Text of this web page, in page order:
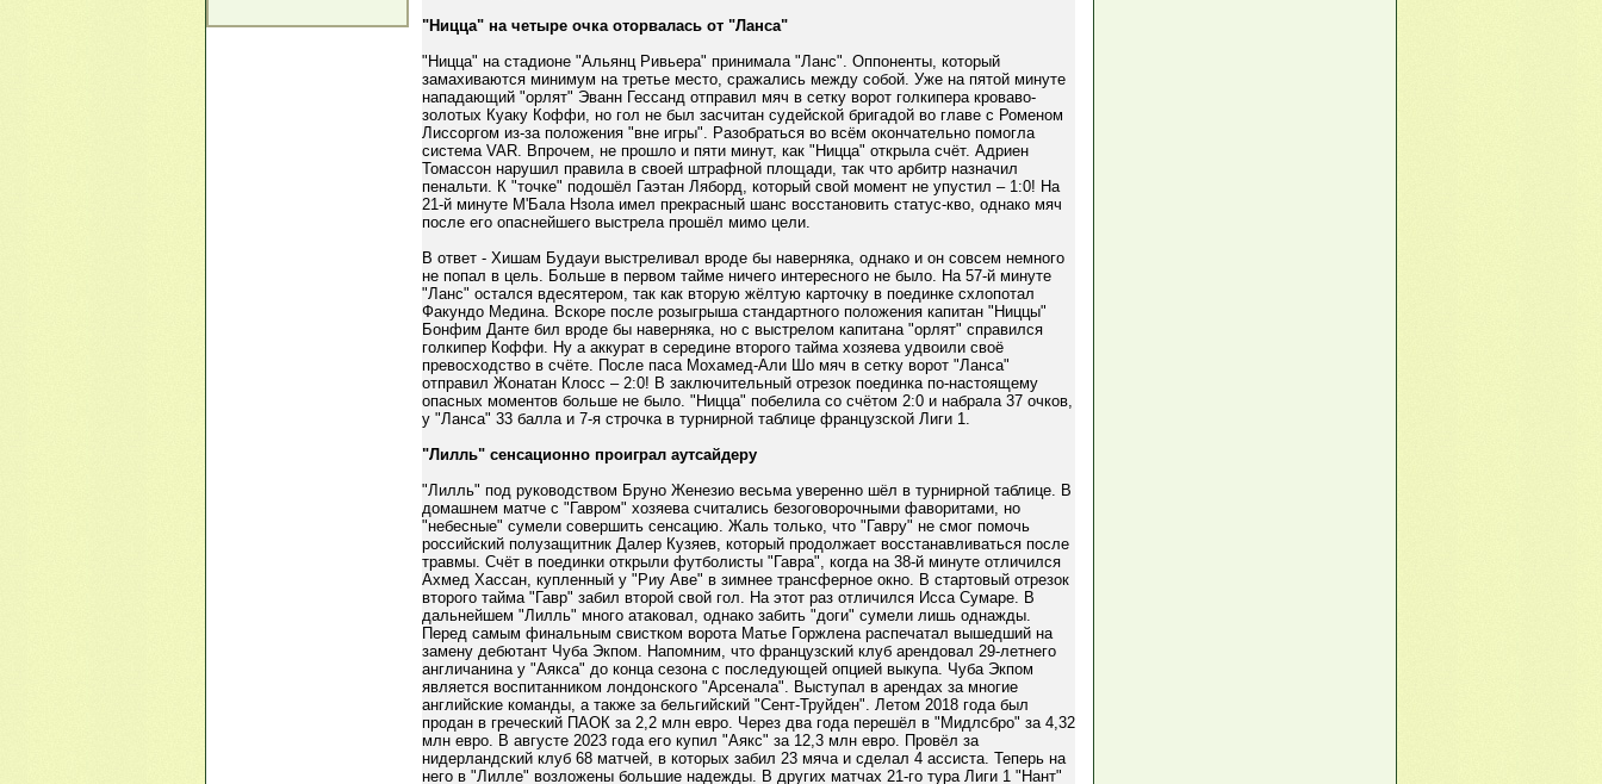
"Ницца" на четыре очка оторвалась от "Ланса"
"Ницца" на стадионе "Альянц Ривьера" принимала "Ланс". Оппоненты, который
замахиваются минимум на третье место, сражались между собой. Уже на пятой минуте
нападающий "орлят" Эванн Гессанд отправил мяч в сетку ворот голкипера кроваво-
золотых Куаку Коффи, но гол не был засчитан судейской бригадой во главе с Роменом
Лиссоргом из-за положения "вне игры". Разобраться во всём окончательно помогла
система VAR. Впрочем, не прошло и пяти минут, как "Ницца" открыла счёт. Адриен
Томассон нарушил правила в своей штрафной площади, так что арбитр назначил
пенальти. К "точке" подошёл Гаэтан Ляборд, который свой момент не упустил – 1:0! На
21-й минуте М'Бала Нзола имел прекрасный шанс восстановить статус-кво, однако мяч
после его опаснейшего выстрела прошёл мимо цели.
В ответ - Хишам Будауи выстреливал вроде бы наверняка, однако и он совсем немного
не попал в цель. Больше в первом тайме ничего интересного не было. На 57-й минуте
"Ланс" остался вдесятером, так как вторую жёлтую карточку в поединке схлопотал
Факундо Медина. Вскоре после розыгрыша стандартного положения капитан "Ниццы"
Бонфим Данте бил вроде бы наверняка, но с выстрелом капитана "орлят" справился
голкипер Коффи. Ну а аккурат в середине второго тайма хозяева удвоили своё
превосходство в счёте. После паса Мохамед-Али Шо мяч в сетку ворот "Ланса"
отправил Жонатан Клосс – 2:0! В заключительный отрезок поединка по-настоящему
опасных моментов больше не было. "Ницца" побелила со счётом 2:0 и набрала 37 очков,
у "Ланса" 33 балла и 7-я строчка в турнирной таблице французской Лиги 1.
"Лилль" сенсационно проиграл аутсайдеру
"Лилль" под руководством Бруно Женезио весьма уверенно шёл в турнирной таблице. В
домашнем матче с "Гавром" хозяева считались безоговорочными фаворитами, но
"небесные" сумели совершить сенсацию. Жаль только, что "Гавру" не смог помочь
российский полузащитник Далер Кузяев, который продолжает восстанавливаться после
травмы. Счёт в поединки открыли футболисты "Гавра", когда на 38-й минуте отличился
Ахмед Хассан, купленный у "Риу Аве" в зимнее трансферное окно. В стартовый отрезок
второго тайма "Гавр" забил второй свой гол. На этот раз отличился Исса Сумаре. В
дальнейшем "Лилль" много атаковал, однако забить "доги" сумели лишь однажды.
Перед самым финальным свистком ворота Матье Горжлена распечатал вышедший на
замену дебютант Чуба Экпом. Напомним, что французский клуб арендовал 29-летнего
англичанина у "Аякса" до конца сезона с последующей опцией выкупа. Чуба Экпом
является воспитанником лондонского "Арсенала". Выступал в арендах за многие
английские команды, а также за бельгийский "Сент-Труйден". Летом 2018 года был
продан в греческий ПАОК за 2,2 млн евро. Через два года перешёл в "Мидлсбро" за 4,32
млн евро. В августе 2023 года его купил "Аякс" за 12,3 млн евро. Провёл за
нидерландский клуб 68 матчей, в которых забил 23 мяча и сделал 4 ассиста. Теперь на
него в "Лилле" возложены большие надежды. В других матчах 21-го тура Лиги 1 "Нант"